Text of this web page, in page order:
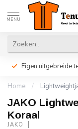
MENU
Eigen uitgebreide
Home /
JAKO
Koraal
JAKO